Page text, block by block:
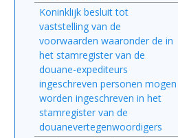
Koninklijk besluit tot
vaststelling van de
voorwaarden waaronder de in
het stamregister van de
douane-expediteurs
ingeschreven personen mogen
worden ingeschreven in het
stamregister van de
douanevertegenwoordigers